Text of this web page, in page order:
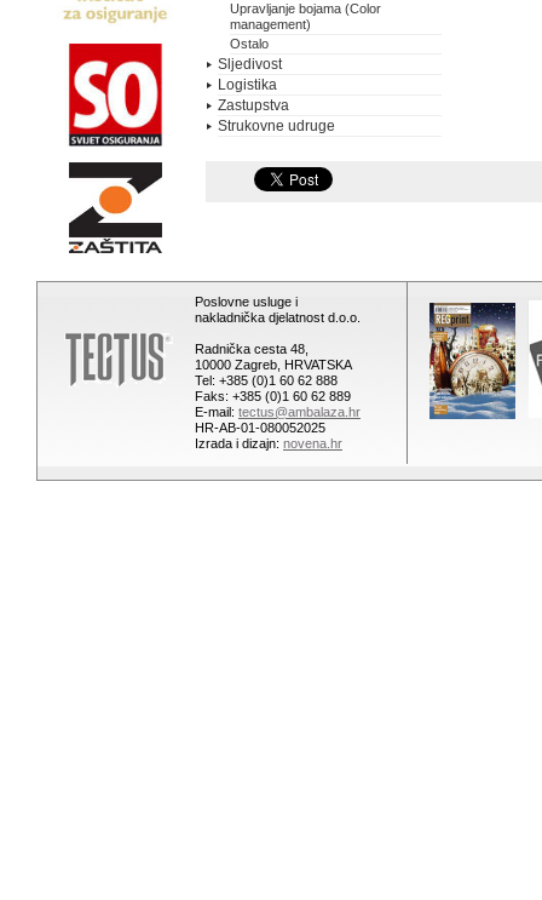
Upravljanje bojama (Color
management)
Ostalo
Sljedivost
Logistika
Zastupstva
Strukovne udruge
Poslovne usluge i
nakladnička djelatnost d.o.o.
Radnička cesta 48,
10000 Zagreb, HRVATSKA
Tel: +385 (0)1 60 62 888
Faks: +385 (0)1 60 62 889
E-mail: tectus@ambalaza.hr
HR-AB-01-080052025
Izrada i dizajn: novena.hr